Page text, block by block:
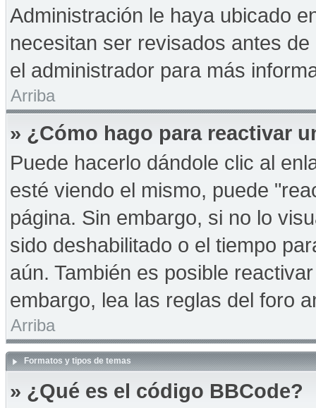
Administración le haya ubicado
necesitan ser revisados antes
el administrador para más
Arriba
» ¿Cómo hago para reactivar
Puede hacerlo dándole clic al
esté viendo el mismo, puede
página. Sin embargo, si no lo
sido deshabilitado o el tiempo
aún. También es posible
embargo, lea las reglas del foro
Arriba
Formatos y tipos de temas
» ¿Qué es el código BBCode?